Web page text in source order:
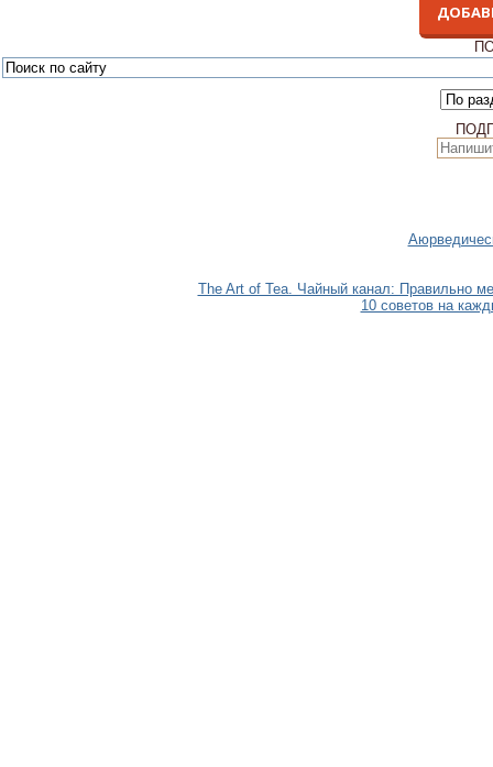
The Art of Tea. Чайный канал: Правильно
10 советов на